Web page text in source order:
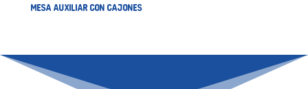
MESA AUXILIAR CON CAJONES